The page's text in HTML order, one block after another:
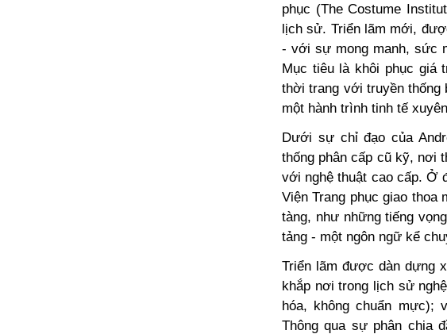
phục (The Costume
lịch sử. Triển lãm mới,
- với sự mong manh, sức
Mục tiêu là khôi phục giá
thời trang với truyền thống
một hành trình tinh tế
Dưới sự chỉ đạo của
thống phân cấp cũ kỹ, nơi
với nghệ thuật cao cấp. Ở
Viện Trang phục giao
tàng, như những tiếng
tảng - một ngôn ngữ kể
Triển lãm được dàn dựng
khắp nơi trong lịch sử
hóa, không chuẩn mực);
Thông qua sự phân chia